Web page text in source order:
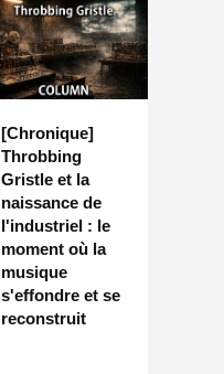
[Chronique]
Throbbing
Gristle et la
naissance de
l'industriel : le
moment où la
musique
s'effondre et se
reconstruit